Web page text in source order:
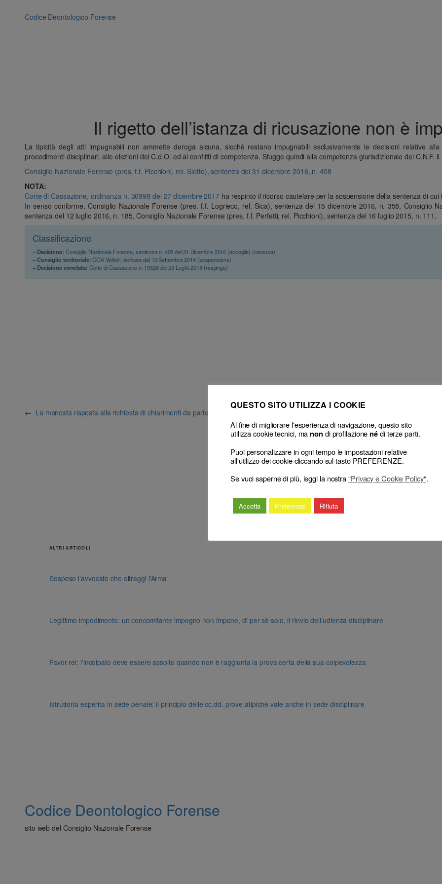
Codice Deontologico Forense
Il rigetto dell’istanza di ricusazione non è
La tipicità degli atti impugnabili non ammette deroga alcuna, sicchè restano impugnabili esclusivamente le decisioni relative
procedimenti disciplinari, alle elezioni del C.d.O. ed ai conflitti di competenza. Sfugge quindi alla competenza giurisdizionale del C.N.F.
Consiglio Nazionale Forense (pres. f.f. Picchioni, rel. Siotto), sentenza del 31 dicembre 2016, n. 408
NOTA:
Corte di Cassazione, ordinanza n. 30998 del 27 dicembre 2017 ha respinto il ricorso cautelare per la sospensione della sentenza di cui
In senso conforme, Consiglio Nazionale Forense (pres. f.f. Logrieco, rel. Sica), sentenza del 15 dicembre 2016, n. 358, Consiglio
sentenza del 12 luglio 2016, n. 185, Consiglio Nazionale Forense (pres. f.f. Perfetti, rel. Picchioni), sentenza del 16 luglio 2015, n. 111.
Classificazione
– Decisione: Consiglio Nazionale Forense, sentenza n. 408 del 31 Dicembre 2016 (accoglie) (censura)
– Consiglio territoriale:COA Velletri, delibera del 10 Settembre 2014 (sospensione)
– Decisione correlata: Corte di Cassazione n. 19526 del 23 Luglio 2018 (respinge)
← La mancata risposta alla richiesta di chiarimenti da parte del Consiglio territoriale Procedimento disciplinare: inammissibili
ALTRI ARTICOLI
Sospeso l’avvocato che oltraggi l’Arma
Legittimo impedimento: un concomitante impegno non impone, di per sè solo, il rinvio dell’udienza disciplinare
Favor rei: l’incolpato deve essere assolto quando non è raggiunta la prova certa della sua colpevolezza
Istruttoria esperita in sede penale: il principio delle cc.dd. prove atipiche vale anche in sede disciplinare
Codice Deontologico Forense
sito web del Consiglio Nazionale Forense
QUESTO SITO UTILIZZA I COOKIE
Al fine di migliorare l'esperienza di navigazione, questo sito
utilizza cookie tecnici, ma non di profilazione nédi terze parti.
Puoi personalizzare in ogni tempo le impostazioni relative
all'utilizzo dei cookie cliccando sul tasto PREFERENZE.
Se vuoi saperne di più, leggi la nostra"Privacy e Cookie Policy".
Accetta Preferenze Rifiuta